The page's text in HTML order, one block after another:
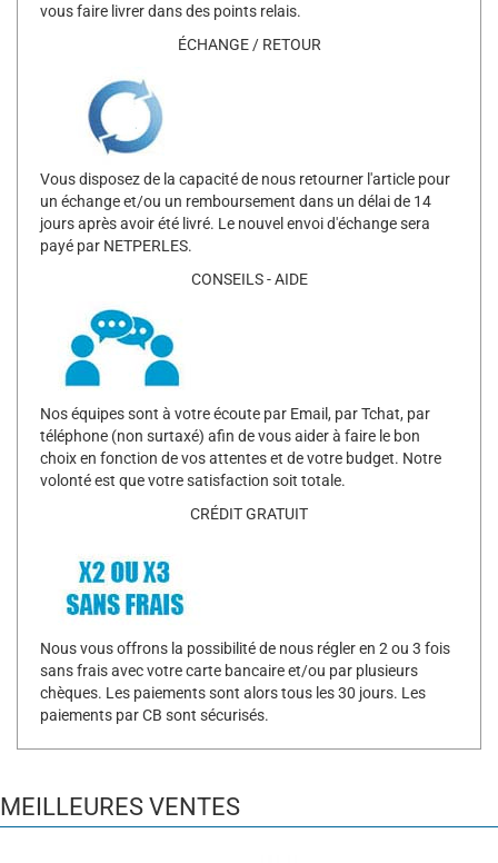
vous faire livrer dans des points relais.
ÉCHANGE / RETOUR
Vous disposez de la capacité de nous retourner l'article pour
un échange et/ou un remboursement dans un délai de 14
jours après avoir été livré. Le nouvel envoi d'échange sera
payé par NETPERLES.
CONSEILS - AIDE
Nos équipes sont à votre écoute par Email, par Tchat, par
téléphone (non surtaxé) afin de vous aider à faire le bon
choix en fonction de vos attentes et de votre budget. Notre
volonté est que votre satisfaction soit totale.
CRÉDIT GRATUIT
Nous vous offrons la possibilité de nous régler en 2 ou 3 fois
sans frais avec votre carte bancaire et/ou par plusieurs
chèques. Les paiements sont alors tous les 30 jours. Les
paiements par CB sont sécurisés.
MEILLEURES VENTES